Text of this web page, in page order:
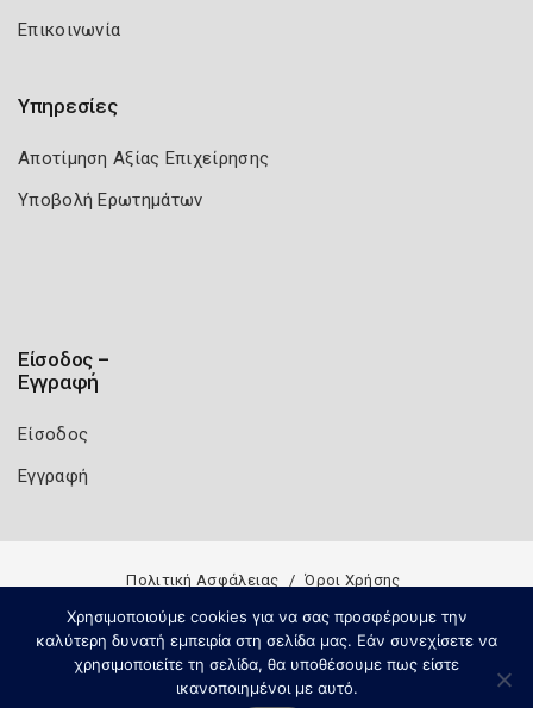
Επικοινωνία
Υπηρεσίες
Αποτίμηση Αξίας Επιχείρησης
Υποβολή Ερωτημάτων
Είσοδος –
Εγγραφή
Είσοδος
Εγγραφή
Πολιτική Ασφάλειας Όροι Χρήσης
Χρησιμοποιούμε cookies για να σας προσφέρουμε την
καλύτερη δυνατή εμπειρία στη σελίδα μας. Εάν συνεχίσετε να
χρησιμοποιείτε τη σελίδα, θα υποθέσουμε πως είστε
ικανοποιημένοι με αυτό.
Copyright 2026 Knowledge A.E.